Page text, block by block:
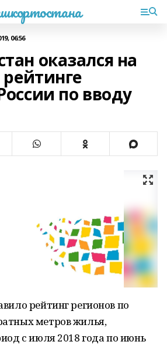
06:56
оказался на
рейтинге
по вводу
рейтинг регионов по
метров жилья,
с июля 2018 года по июнь